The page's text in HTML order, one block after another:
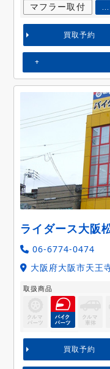
マフラー取付
...
買取予約
ライダース大阪
06-6774-0474
大阪府大阪市天王
取扱商品
買取予約